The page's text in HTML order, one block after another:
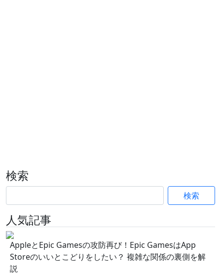
検索
検索
人気記事
AppleとEpic Gamesの攻防再び！Epic GamesはApp
Storeのいいとこどりをしたい？ 複雑な関係の裏側を解
説